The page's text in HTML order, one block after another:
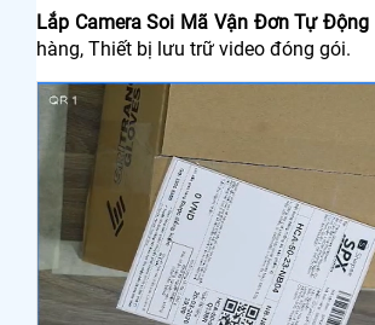
Lắp Camera Soi Mã Vận Đơn Tự Động
hàng, Thiết bị lưu trữ video đóng gói.